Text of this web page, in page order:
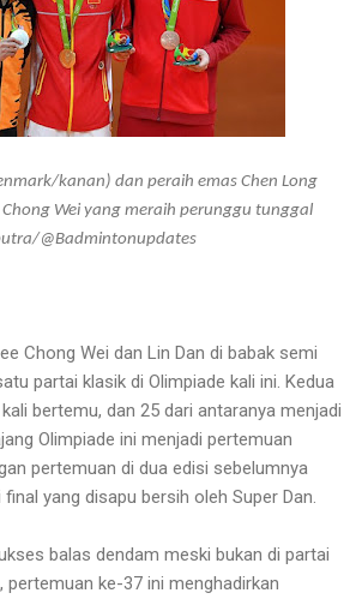
kanan) dan peraih emas Chen Long
Wei yang meraih perunggu tunggal
@Badmintonupdates
Chong Wei dan Lin Dan di babak semi
partai klasik di Olimpiade kali ini. Kedua
bertemu, dan 25 dari antaranya menjadi
Olimpiade ini menjadi pertemuan
pertemuan di dua edisi sebelumnya
yang disapu bersih oleh Super Dan.
balas dendam meski bukan di partai
pertemuan ke-37 ini menghadirkan